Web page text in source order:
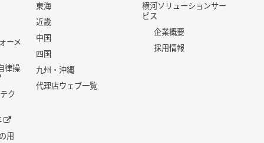
ーメ
律操
ク
用
東海
近畿
中国
四国
九州・沖縄
代理店ウェブ一覧
横河ソリューションサー
ビス
企業概要
採用情報